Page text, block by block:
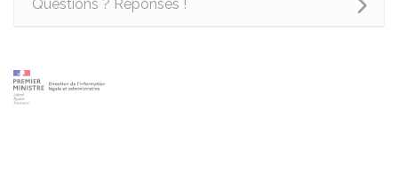
Questions ? Réponses !